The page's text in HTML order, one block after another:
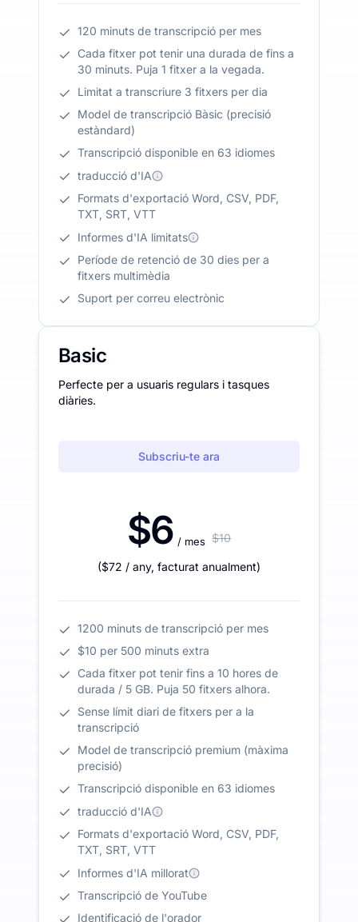
120 minuts de transcripció per mes
Cada fitxer pot tenir una durada de fins a
30 minuts. Puja 1 fitxer a la vegada.
Limitat a transcriure 3 fitxers per dia
Model de transcripció Bàsic (precisió
estàndard)
Transcripció disponible en 63 idiomes
traducció d'IA
Formats d'exportació Word, CSV, PDF,
TXT, SRT, VTT
Informes d'IA limitats
Període de retenció de 30 dies per a
fitxers multimèdia
Suport per correu electrònic
Basic
Perfecte per a usuaris regulars i tasques
diàries.
Subscriu-te ara
$6 / mes $10
($72 / any, facturat anualment)
1200 minuts de transcripció per mes
$10 per 500 minuts extra
Cada fitxer pot tenir fins a 10 hores de
durada / 5 GB. Puja 50 fitxers alhora.
Sense límit diari de fitxers per a la
transcripció
Model de transcripció premium (màxima
precisió)
Transcripció disponible en 63 idiomes
traducció d'IA
Formats d'exportació Word, CSV, PDF,
TXT, SRT, VTT
Informes d'IA millorat
Transcripció de YouTube
Identificació de l'orador